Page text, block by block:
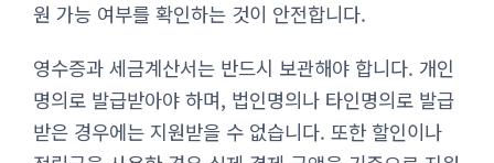
원 가능 여부를 확인하는 것이 안전합니다.
영수증과 세금계산서는 반드시 보관해야 합니다. 개인
명의로 발급받아야 하며, 법인명의나 타인명의로 발급
받은 경우에는 지원받을 수 없습니다. 또한 할인이나